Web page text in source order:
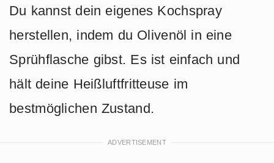
Du kannst dein eigenes Kochspray
herstellen, indem du Olivenöl in eine
Sprühflasche gibst. Es ist einfach und
hält deine Heißluftfritteuse im
bestmöglichen Zustand.